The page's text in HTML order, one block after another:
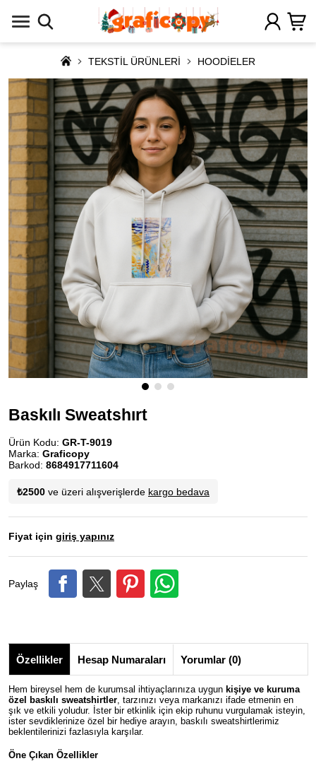
TEKSTİL ÜRÜNLERİ HOODİELER
Baskılı Sweatshırt
Ürün Kodu: GR-T-9019
Marka: Graficopy
Barkod: 8684917711604
₺2500 ve üzeri alışverişlerde kargo bedava
Fiyat için giriş yapınız
Paylaş
Özellikler Hesap Numaraları Yorumlar (0)
Hem bireysel hem de kurumsal ihtiyaçlarınıza uygun kişiye ve kuruma
özel baskılı sweatshirtler, tarzınızı veya markanızı ifade etmenin en
şık ve etkili yoludur. İster bir etkinlik için ekip ruhunu vurgulamak isteyin,
ister sevdiklerinize özel bir hediye arayın, baskılı sweatshirtlerimiz
beklentilerinizi fazlasıyla karşılar.
Öne Çıkan Özellikler